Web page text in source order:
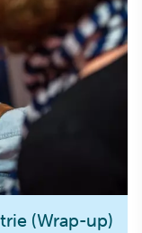
(Wrap-up)